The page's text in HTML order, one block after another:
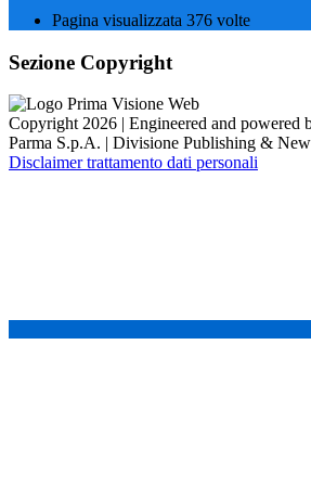
Pagina visualizzata 376 volte
Sezione Copyright
Copyright 2026 | Engineered and powered
Parma S.p.A. | Divisione Publishing &
Disclaimer trattamento dati personali